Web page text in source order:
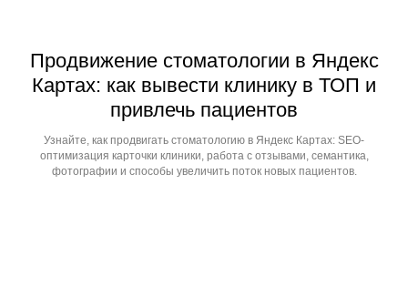
Продвижение стоматологии в Яндекс
Картах: как вывести клинику в ТОП и
привлечь пациентов
Узнайте, как продвигать стоматологию в Яндекс Картах: SEO-
оптимизация карточки клиники, работа с отзывами, семантика,
фотографии и способы увеличить поток новых пациентов.